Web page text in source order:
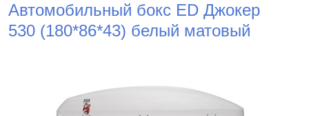
Автомобильный бокс ED Джокер
530 (180*86*43) белый матовый